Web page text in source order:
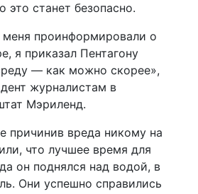
это станет безопасно.
меня проинформировали о
я приказал Пентагону
— как можно скорее»,
журналистам в
Мэриленд.
причинив вреда никому на
что лучшее время для
он поднялся над водой, в
Они успешно справились